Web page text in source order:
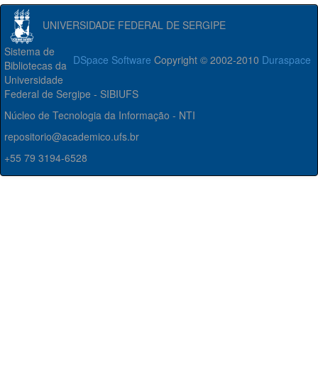
UNIVERSIDADE FEDERAL DE SERGIPE
DSpace Software Copyright © 2002-2010 Duraspace
Sistema de
Bibliotecas da
Universidade
Federal de Sergipe - SIBIUFS
Núcleo de Tecnologia da Informação - NTI
repositorio@academico.ufs.br
+55 79 3194-6528